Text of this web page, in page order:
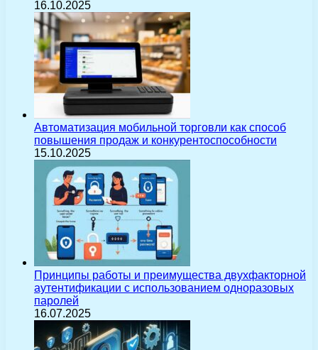
16.10.2025
Автоматизация мобильной торговли как способ
повышения продаж и конкурентоспособности
15.10.2025
Принципы работы и преимущества двухфакторной
аутентификации с использованием одноразовых
паролей
16.07.2025